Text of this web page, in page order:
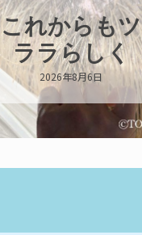
これからもツ
ララらしく
2026年8月6日